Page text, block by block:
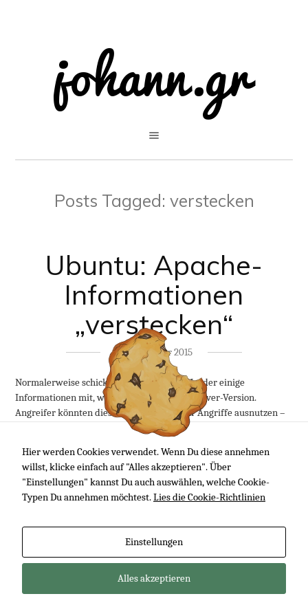
Posts Tagged: verstecken
Ubuntu: Apache-
Informationen
„verstecken“
23. Dezember 2015
Normalerweise schickt Apache im HTTP-Header einige
Informationen mit, wie beispielsweise die Server-Version.
Angreifer könnten diese Informationen für Angriffe ausnutzen –
diese Infos lassen sich glücklicherweise recht einfach ausblenden.
Artikel lesen
design by Netcodes
Hier werden Cookies verwendet. Wenn Du diese annehmen
willst, klicke einfach auf "Alles akzeptieren". Über
"Einstellungen" kannst Du auch auswählen, welche Cookie-
Typen Du annehmen möchtest.Lies die Cookie-Richtlinien
Einstellungen
Alles akzeptieren